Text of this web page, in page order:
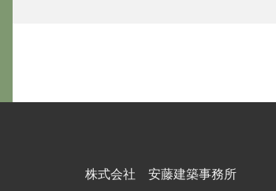
株式会社 安藤建築事務所